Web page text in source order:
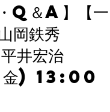
・Q＆A】【一
岡鉄秀
宏治
) 13:00